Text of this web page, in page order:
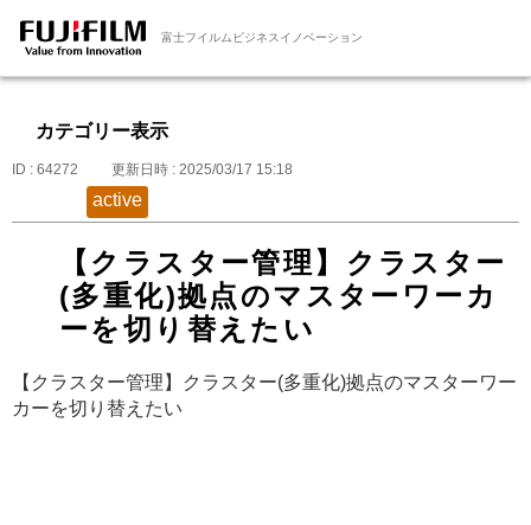
富士フイルムビジネスイノベーション
カテゴリー表示
ID : 64272 更新日時 : 2025/03/17 15:18
active
【クラスター管理】クラスター
(多重化)拠点のマスターワーカ
ーを切り替えたい
【クラスター管理】クラスター(多重化)拠点のマスターワー
カーを切り替えたい